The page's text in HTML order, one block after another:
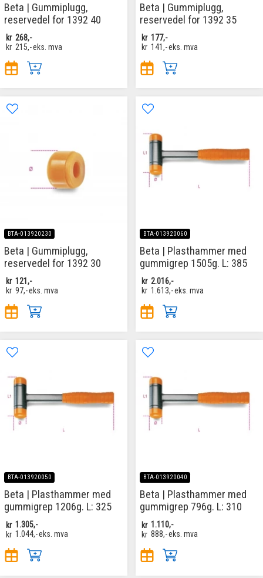
Beta | Gummiplugg,
reservedel for 1392 40
kr 268,-
kr 215,-eks. mva
Beta | Gummiplugg,
reservedel for 1392 35
kr 177,-
kr 141,-eks. mva
BTA-013920230
Beta | Gummiplugg,
reservedel for 1392 30
kr 121,-
kr 97,-eks. mva
BTA-013920060
Beta | Plasthammer med
gummigrep 1505g. L: 385
kr 2.016,-
kr 1.613,-eks. mva
BTA-013920050
Beta | Plasthammer med
gummigrep 1206g. L: 325
kr 1.305,-
kr 1.044,-eks. mva
BTA-013920040
Beta | Plasthammer med
gummigrep 796g. L: 310
kr 1.110,-
kr 888,-eks. mva